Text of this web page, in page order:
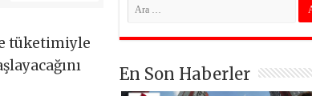
tüketimiyle
En Son Haberler